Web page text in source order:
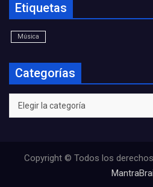
Etiquetas
Música
Categorías
Categorías
Copyright © Todos los